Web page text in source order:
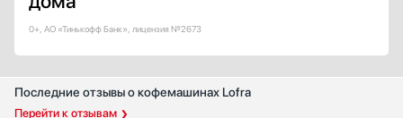
Дизайн-линия
Базовый / Универсальный
Дизайнерский
Интеллектуальный
0+, АО «Тинькофф Банк», лицензия №2673
Последние отзывы о кофемашинах Lofra
Перейти к отзывам